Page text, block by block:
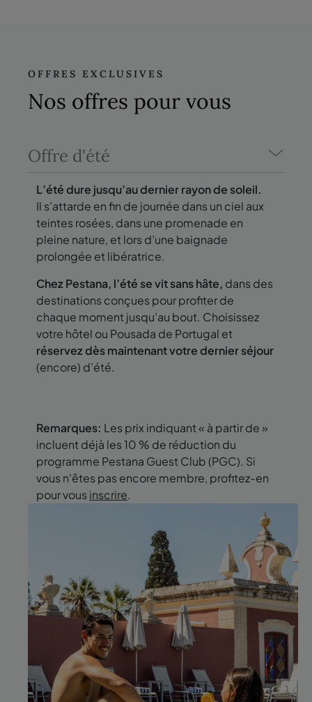
OFFRES EXCLUSIVES
Nos offres pour vous
Offre d'été
L’été dure jusqu’au dernier rayon de soleil.
Il s’attarde en fin de journée dans un ciel aux
teintes rosées, dans une promenade en
pleine nature, et lors d’une baignade
prolongée et libératrice.
Chez Pestana, l’été se vit sans hâte, dans des
destinations conçues pour profiter de
chaque moment jusqu’au bout. Choisissez
votre hôtel ou Pousada de Portugal et
réservez dès maintenant votre dernier séjour
(encore) d’été.
Remarques: Les prix indiquant « à partir de »
incluent déjà les 10 % de réduction du
programme Pestana Guest Club (PGC). Si
vous n'êtes pas encore membre, profitez-en
pour vous inscrire.